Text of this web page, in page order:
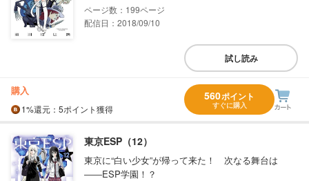
199
配信日：2018/09/10
試し読み
購入
1%還元 ：5ポイント獲得
560ポイント
すぐに購入
東京ESP（12）
東京に“白い少女”が帰って来た！ 次なる舞台は
――ESP学園！？